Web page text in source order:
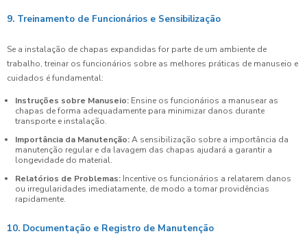
9. Treinamento de Funcionários e Sensibilização
Se a instalação de chapas expandidas for parte de um ambiente de
trabalho, treinar os funcionários sobre as melhores práticas de manuseio e
cuidados é fundamental:
Instruções sobre Manuseio: Ensine os funcionários a manusear as
chapas de forma adequadamente para minimizar danos durante
transporte e instalação.
Importância da Manutenção:A sensibilização sobre a importância da
manutenção regular e da lavagem das chapas ajudará a garantir a
longevidade do material.
Relatórios de Problemas: Incentive os funcionários a relatarem danos
ou irregularidades imediatamente, de modo a tomar providências
rapidamente.
10. Documentação e Registro de Manutenção